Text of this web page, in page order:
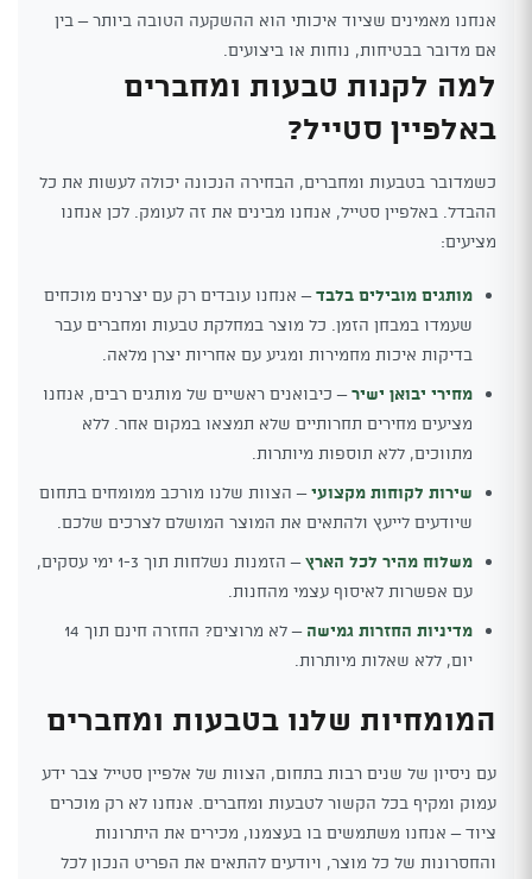
אנחנו מאמינים שציוד איכותי הוא ההשקעה הטובה ביותר – בין
אם מדובר בבטיחות, נוחות או ביצועים.
למה לקנות טבעות ומחברים
באלפיין סטייל?
כשמדובר בטבעות ומחברים, הבחירה הנכונה יכולה לעשות את כל
ההבדל. באלפיין סטייל, אנחנו מבינים את זה לעומק. לכן אנחנו
מציעים:
מותגים מובילים בלבד– אנחנו עובדים רק עם יצרנים מוכחים
שעמדו במבחן הזמן. כל מוצר במחלקת טבעות ומחברים עבר
בדיקות איכות מחמירות ומגיע עם אחריות יצרן מלאה.
מחירי יבואן ישיר– כיבואנים ראשיים של מותגים רבים, אנחנו
מציעים מחירים תחרותיים שלא תמצאו במקום אחר. ללא
מתווכים, ללא תוספות מיותרות.
שירות לקוחות מקצועי– הצוות שלנו מורכב ממומחים בתחום
שיודעים לייעץ ולהתאים את המוצר המושלם לצרכים שלכם.
משלוח מהיר לכל הארץ
– הזמנות נשלחות תוך 1-3 ימי עסקים,
עם אפשרות לאיסוף עצמי מהחנות.
מדיניות החזרות גמישה
– לא מרוצים? החזרה חינם תוך 14
יום, ללא שאלות מיותרות.
המומחיות שלנו בטבעות ומחברים
עם ניסיון של שנים רבות בתחום, הצוות של אלפיין סטייל צבר ידע
עמוק ומקיף בכל הקשור לטבעות ומחברים. אנחנו לא רק מוכרים
ציוד – אנחנו משתמשים בו בעצמנו, מכירים את היתרונות
והחסרונות של כל מוצר, ויודעים להתאים את הפריט הנכון לכל